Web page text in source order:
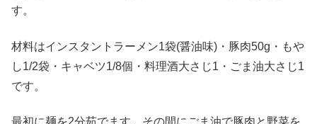
す。
材料はインスタントラーメン1袋(醤油味)・豚肉50g・もや
し1/2袋・キャベツ1/8個・料理酒大さじ1・ごま油大さじ1
です。
最初に麺を2分茹でます。その間にごま油で豚肉と野菜を